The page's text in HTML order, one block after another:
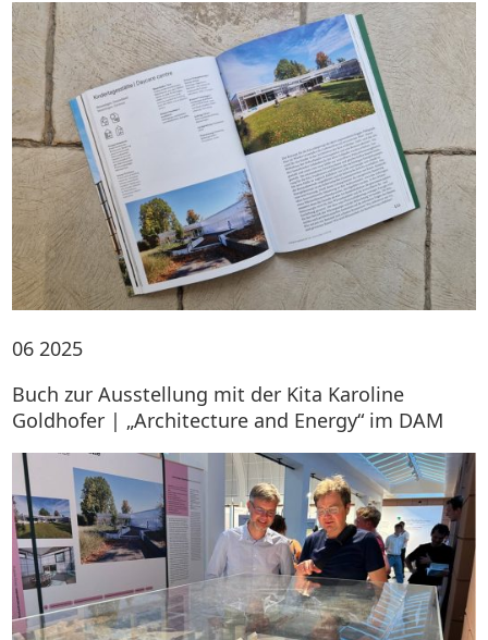
06 2025
Buch zur Ausstellung mit der Kita Karoline
Goldhofer | „Architecture and Energy“ im DAM